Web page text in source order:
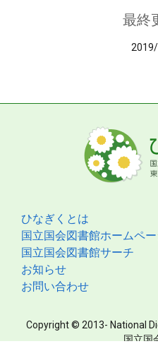
最終
ひなぎくとは
国立国会図書館ホームペ
国立国会図書館サーチ
お知らせ
お問い合わせ
Copyright © 2013- National